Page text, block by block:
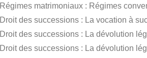
Régimes matrimoniaux : Régimes
Droit des successions : La vocation à
Droit des successions : La dévolution
Droit des successions : La dévolution